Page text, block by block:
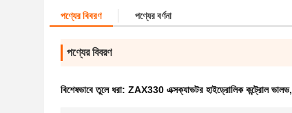
পণ্যের বিবরণ পণ্যের বর্ণনা
পণ্যের বিবরণ
বিশেষভাবে তুলে ধরা: ZAX330 এক্সক্যাভটর হাইড্রোলিক কন্ট্রোল ভালভ,